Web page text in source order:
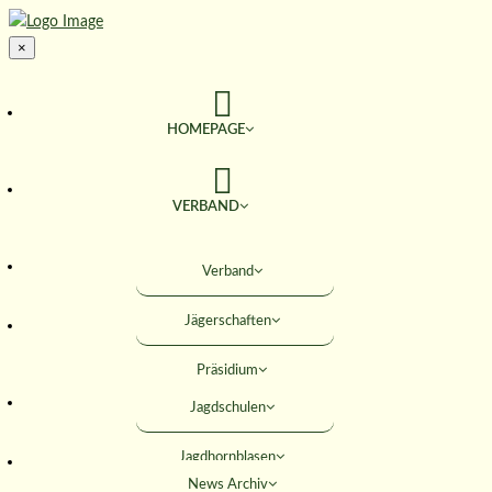
×
HOMEPAGE
VERBAND
Verband
Jägerschaften
Präsidium
TERMINE
JAGD & NATUR
Jagdschulen
Jagdhornblasen
SERVICE
News Archiv
AKTIVITÄTEN